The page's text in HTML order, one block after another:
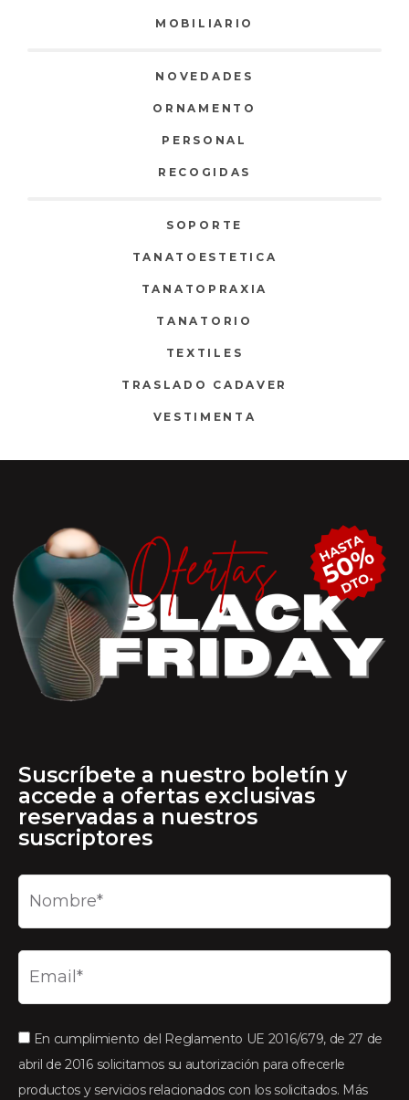
MOBILIARIO
NOVEDADES
ORNAMENTO
PERSONAL
RECOGIDAS
SOPORTE
TANATOESTETICA
TANATOPRAXIA
TANATORIO
TEXTILES
TRASLADO CADAVER
VESTIMENTA
Suscríbete a nuestro boletín y
accede a ofertas exclusivas
reservadas a nuestros
suscriptores
En cumplimiento del Reglamento UE 2016/679, de 27 de
abril de 2016 solicitamos su autorización para ofrecerle
productos y servicios relacionados con los solicitados. Más